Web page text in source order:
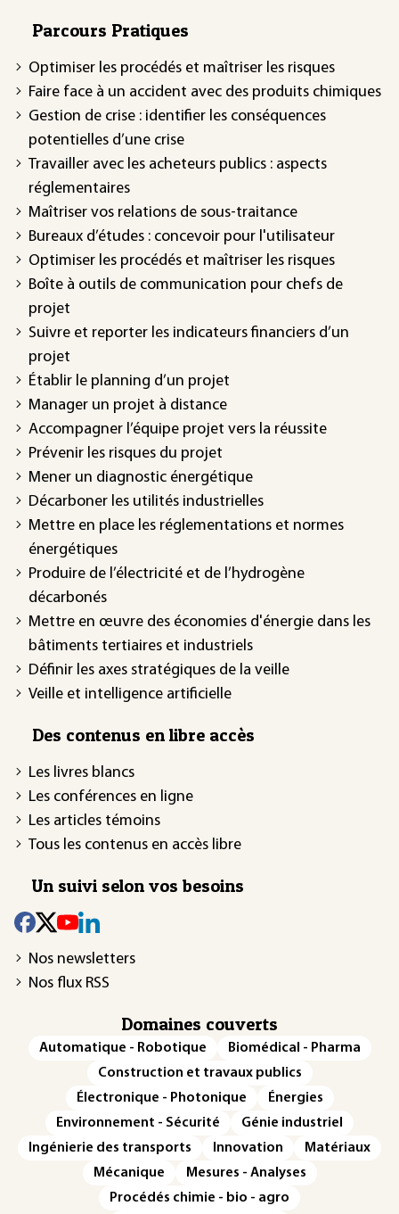
Parcours Pratiques
Optimiser les procédés et maîtriser les risques
Faire face à un accident avec des produits chimiques
Gestion de crise : identifier les conséquences
potentielles d’une crise
Travailler avec les acheteurs publics : aspects
réglementaires
Maîtriser vos relations de sous-traitance
Bureaux d’études : concevoir pour l'utilisateur
Optimiser les procédés et maîtriser les risques
Boîte à outils de communication pour chefs de
projet
Suivre et reporter les indicateurs financiers d’un
projet
Établir le planning d’un projet
Manager un projet à distance
Accompagner l’équipe projet vers la réussite
Prévenir les risques du projet
Mener un diagnostic énergétique
Décarboner les utilités industrielles
Mettre en place les réglementations et normes
énergétiques
Produire de l’électricité et de l’hydrogène
décarbonés
Mettre en œuvre des économies d'énergie dans les
bâtiments tertiaires et industriels
Définir les axes stratégiques de la veille
Veille et intelligence artificielle
Des contenus en libre accès
Les livres blancs
Les conférences en ligne
Les articles témoins
Tous les contenus en accès libre
Un suivi selon vos besoins
Nos newsletters
Nos flux RSS
Domaines couverts
Automatique - Robotique
Biomédical - Pharma
Construction et travaux publics
Électronique - Photonique
Énergies
Environnement - Sécurité
Génie industriel
Ingénierie des transports
Innovation
Matériaux
Mécanique
Mesures - Analyses
Procédés chimie - bio - agro